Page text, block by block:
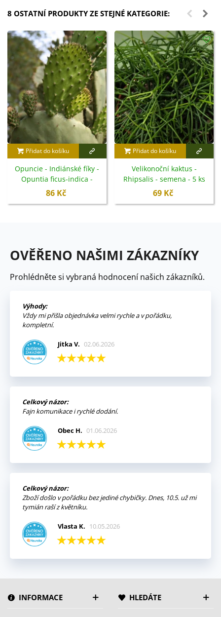
8 OSTATNÍ PRODUKTY ZE STEJNÉ KATEGORIE:
Přidat do košíku
Opuncie - Indiánské fíky -
Opuntia ficus-indica -
semena - 7 ks
86 Kč
Přidat do košíku
Velikonoční kaktus -
Rhipsalis - semena - 5 ks
69 Kč
OVĚŘENO NAŠIMI ZÁKAZNÍKY
Prohlédněte si vybraná hodnocení našich zákazníků.
Výhody:
Vždy mi přišla objednávka velmi rychle a v pořádku,
kompletní.
Jitka V. 02.06.2026
Celkový názor:
Fajn komunikace i rychlé dodání.
Obec H. 01.06.2026
Celkový názor:
Zboží došlo v pořádku bez jediné chybičky. Dnes, 10.5. už mi
tymián raší z květníku.
Vlasta K. 10.05.2026
INFORMACE HLEDÁTE